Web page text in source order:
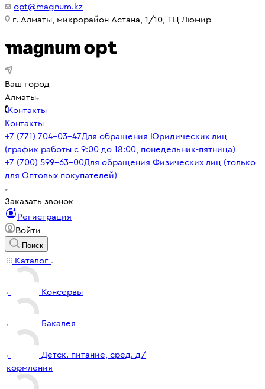
opt@magnum.kz
г. Алматы, микрорайон Астана, 1/10, ТЦ Люмир
Ваш город
Алматы
Контакты
Контакты
+7 (771) 704-03-47Для обращения Юридических лиц
(график работы с 9:00 до 18:00, понедельник-пятница)
+7 (700) 599-63-00Для обращения Физических лиц (только
для Оптовых покупателей)
Заказать звонок
Регистрация
Войти
Поиск
Каталог
Консервы
Бакалея
Детск. питание, сред. д/
кормления